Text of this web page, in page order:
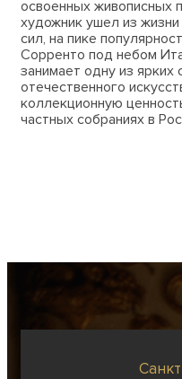
освоенных живописных
художник ушел из
сил, на пике
Сорренто под небом
занимает одну из ярких
отечественного
коллекционную
частных собраниях в